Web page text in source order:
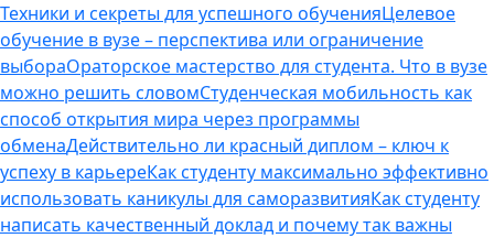
Техники и секреты для успешного обученияЦелевое
обучение в вузе – перспектива или ограничение
выбораОраторское мастерство для студента. Что в вузе
можно решить словомСтуденческая мобильность как
способ открытия мира через программы
обменаДействительно ли красный диплом – ключ к
успеху в карьереКак студенту максимально эффективно
использовать каникулы для саморазвитияКак студенту
написать качественный доклад и почему так важны